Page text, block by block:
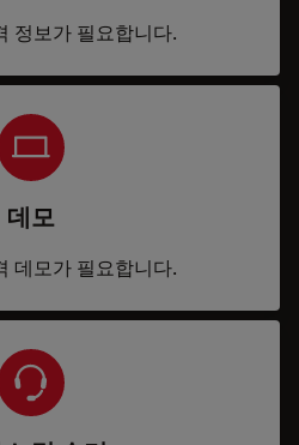
정보가 필요합니다.
데모
데모가 필요합니다.